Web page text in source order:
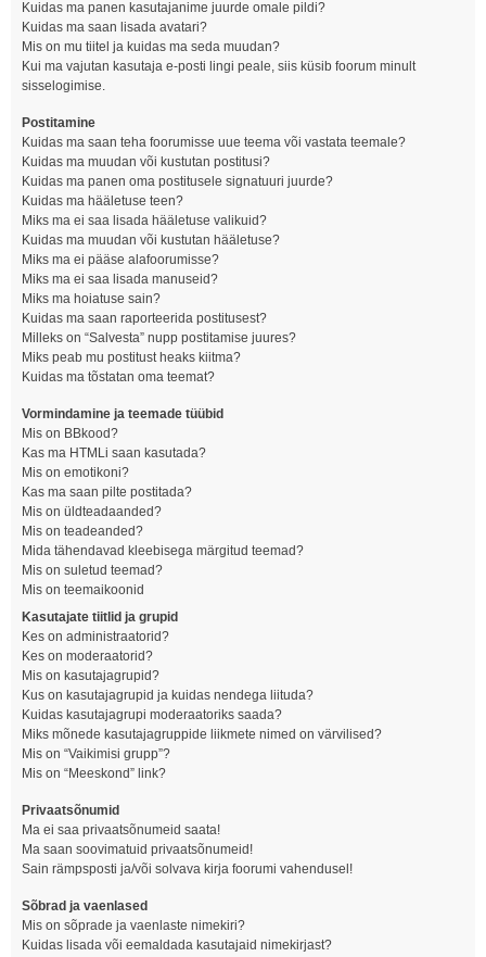
Kuidas ma panen kasutajanime juurde omale pildi?
Kuidas ma saan lisada avatari?
Mis on mu tiitel ja kuidas ma seda muudan?
Kui ma vajutan kasutaja e-posti lingi peale, siis küsib foorum minult
sisselogimise.
Postitamine
Kuidas ma saan teha foorumisse uue teema või vastata teemale?
Kuidas ma muudan või kustutan postitusi?
Kuidas ma panen oma postitusele signatuuri juurde?
Kuidas ma hääletuse teen?
Miks ma ei saa lisada hääletuse valikuid?
Kuidas ma muudan või kustutan hääletuse?
Miks ma ei pääse alafoorumisse?
Miks ma ei saa lisada manuseid?
Miks ma hoiatuse sain?
Kuidas ma saan raporteerida postitusest?
Milleks on “Salvesta” nupp postitamise juures?
Miks peab mu postitust heaks kiitma?
Kuidas ma tõstatan oma teemat?
Vormindamine ja teemade tüübid
Mis on BBkood?
Kas ma HTMLi saan kasutada?
Mis on emotikoni?
Kas ma saan pilte postitada?
Mis on üldteadaanded?
Mis on teadeanded?
Mida tähendavad kleebisega märgitud teemad?
Mis on suletud teemad?
Mis on teemaikoonid
Kasutajate tiitlid ja grupid
Kes on administraatorid?
Kes on moderaatorid?
Mis on kasutajagrupid?
Kus on kasutajagrupid ja kuidas nendega liituda?
Kuidas kasutajagrupi moderaatoriks saada?
Miks mõnede kasutajagruppide liikmete nimed on värvilised?
Mis on “Vaikimisi grupp”?
Mis on “Meeskond” link?
Privaatsõnumid
Ma ei saa privaatsõnumeid saata!
Ma saan soovimatuid privaatsõnumeid!
Sain rämpsposti ja/või solvava kirja foorumi vahendusel!
Sõbrad ja vaenlased
Mis on sõprade ja vaenlaste nimekiri?
Kuidas lisada või eemaldada kasutajaid nimekirjast?